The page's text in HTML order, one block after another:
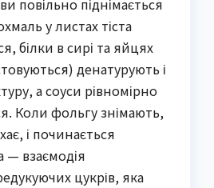
повільно піднімається
у листах тіста
білки в сирі та яйцях
денатурують і
а соуси рівномірно
Коли фольгу знімають,
і починається
— взаємодія
цукрів, яка